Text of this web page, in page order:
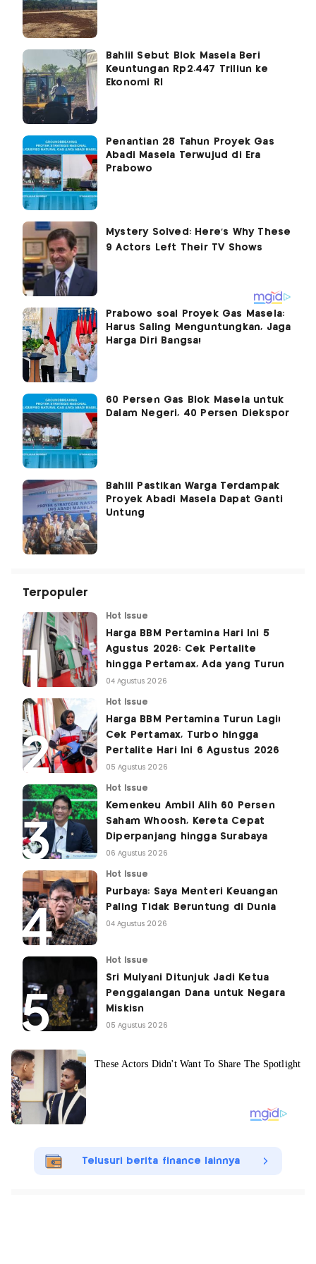
Bahlil Sebut Blok Masela Beri
Keuntungan Rp2.447 Triliun ke
Ekonomi RI
Penantian 28 Tahun Proyek Gas
Abadi Masela Terwujud di Era
Prabowo
Prabowo soal Proyek Gas Masela:
Harus Saling Menguntungkan, Jaga
Harga Diri Bangsa!
60 Persen Gas Blok Masela untuk
Dalam Negeri, 40 Persen Diekspor
Bahlil Pastikan Warga Terdampak
Proyek Abadi Masela Dapat Ganti
Untung
Terpopuler
Hot Issue
Harga BBM Pertamina Hari Ini 5
Agustus 2026: Cek Pertalite
hingga Pertamax, Ada yang Turun
04 Agustus 2026
Hot Issue
Harga BBM Pertamina Turun Lagi!
Cek Pertamax, Turbo hingga
Pertalite Hari Ini 6 Agustus 2026
05 Agustus 2026
Hot Issue
Kemenkeu Ambil Alih 60 Persen
Saham Whoosh, Kereta Cepat
Diperpanjang hingga Surabaya
06 Agustus 2026
Hot Issue
Purbaya: Saya Menteri Keuangan
Paling Tidak Beruntung di Dunia
04 Agustus 2026
Hot Issue
Sri Mulyani Ditunjuk Jadi Ketua
Penggalangan Dana untuk Negara
Miskisn
05 Agustus 2026
Telusuri berita finance lainnya